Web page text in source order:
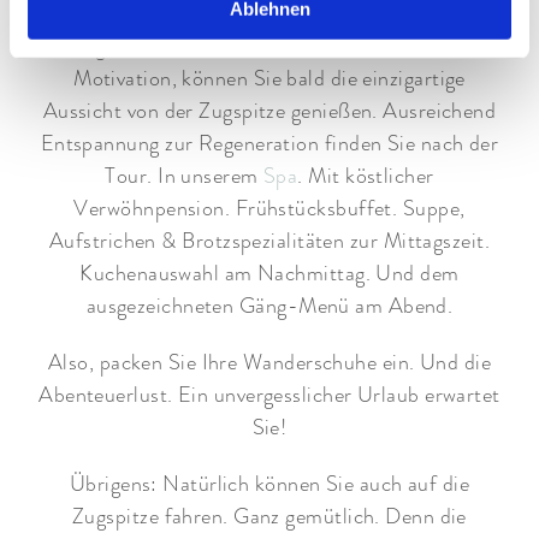
Ablehnen
Highlight. Mit der richtigen Vorbereitung. Unserem
Bergwanderführer Cristian. Und natürlich viel
Motivation, können Sie bald die einzigartige
Aussicht von der Zugspitze genießen. Ausreichend
Entspannung zur Regeneration finden Sie nach der
Tour. In unserem Spa. Mit köstlicher
Verwöhnpension. Frühstücksbuffet. Suppe,
Aufstrichen & Brotzspezialitäten zur Mittagszeit.
Kuchenauswahl am Nachmittag. Und dem
ausgezeichneten Gäng-Menü am Abend.
Also, packen Sie Ihre Wanderschuhe ein. Und die
Abenteuerlust. Ein unvergesslicher Urlaub erwartet
Sie!
Übrigens: Natürlich können Sie auch auf die
Zugspitze fahren. Ganz gemütlich. Denn die